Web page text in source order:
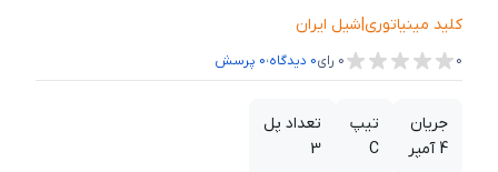
کلید مینیاتوری|شیل ایران
0
0 رای0 دیدگاه،0 پرسش
جریان
4 آمپر
تیپ
C
تعداد پل
3